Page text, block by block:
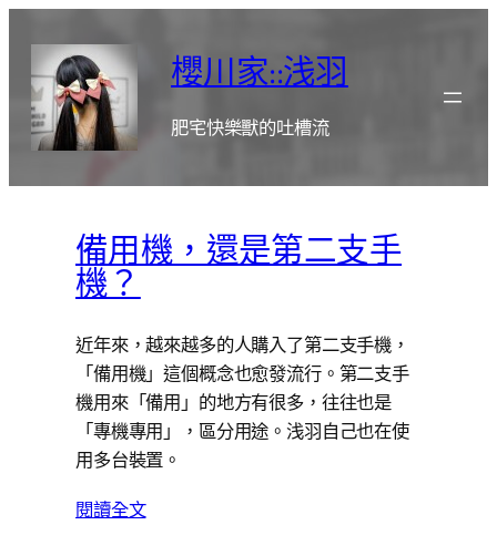
櫻川家::浅羽
肥宅快樂獸的吐槽流
備用機，還是第二支手
機？
近年來，越來越多的人購入了第二支手機，
「備用機」這個概念也愈發流行。第二支手
機用來「備用」的地方有很多，往往也是
「專機專用」，區分用途。浅羽自己也在使
用多台裝置。
閱讀全文